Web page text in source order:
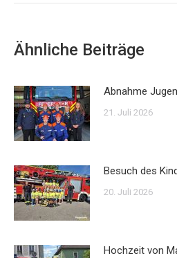
Ähnliche Beiträge
Abnahme
21. Juli 2026
Besuch des
20. Juli 2026
Hochzeit von